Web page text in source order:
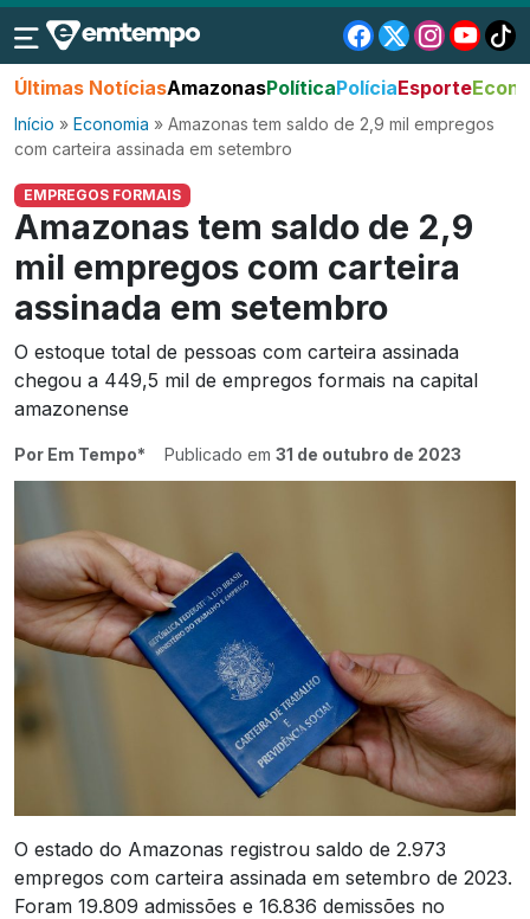
Últimas NotíciasAmazonasPolíticaPolíciaEsporte
Início » Economia » Amazonas tem saldo de 2,9 mil empregos
com carteira assinada em setembro
EMPREGOS FORMAIS
Amazonas tem saldo de 2,9
mil empregos com carteira
assinada em setembro
O estoque total de pessoas com carteira assinada
chegou a 449,5 mil de empregos formais na capital
amazonense
Por Em Tempo* Publicado em 31 de outubro de 2023
O estado do Amazonas registrou saldo de 2.973
empregos com carteira assinada em setembro de 2023.
Foram 19.809 admissões e 16.836 demissões no